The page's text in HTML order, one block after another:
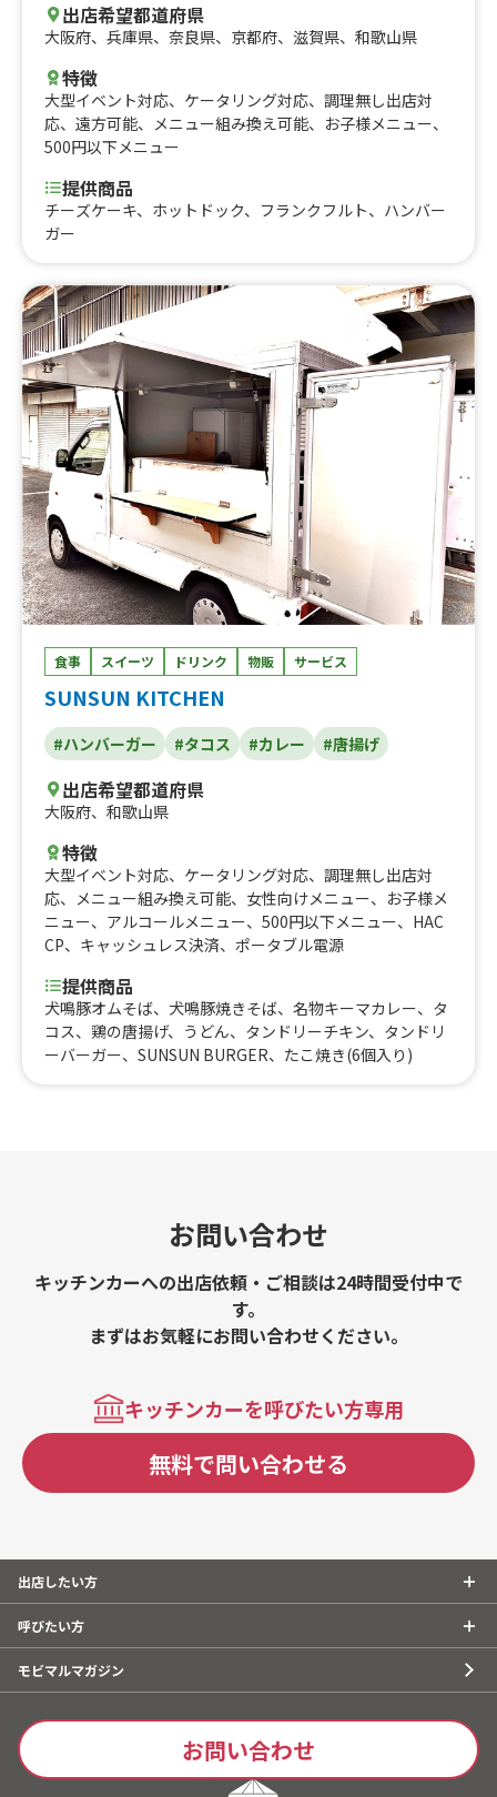
出店希望都道府県
大阪府、 兵庫県、 奈良県、 京都府、 滋賀県、 和歌山県
特徴
大型イベント対応、 ケータリング対応、 調理無し出店対
応、 遠方可能、 メニュー組み換え可能、 お子様メニュー、
500円以下メニュー
提供商品
チーズケーキ、ホットドック、フランクフルト、ハンバー
ガー
食事 スイーツ ドリンク 物販 サービス
SUNSUN KITCHEN
#ハンバーガー #タコス #カレー #唐揚げ
出店希望都道府県
大阪府、 和歌山県
特徴
大型イベント対応、 ケータリング対応、 調理無し出店対
応、 メニュー組み換え可能、 女性向けメニュー、 お子様メ
ニュー、 アルコールメニュー、 500円以下メニュー、 HAC
CP、 キャッシュレス決済、 ポータブル電源
提供商品
犬鳴豚オムそば、犬鳴豚焼きそば、名物キーマカレー、タ
コス、鶏の唐揚げ、うどん、タンドリーチキン、タンドリ
ーバーガー、SUNSUN BURGER、たこ焼き(6個入り)
お問い合わせ
キッチンカーへの出店依頼・ご相談は24時間受付中で
す。
まずはお気軽にお問い合わせください。
キッチンカーを呼びたい方専用
無料で問い合わせる
出店したい方
呼びたい方
モビマルマガジン
お問い合わせ